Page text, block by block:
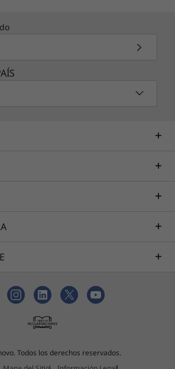
Todos los derechos reservados.